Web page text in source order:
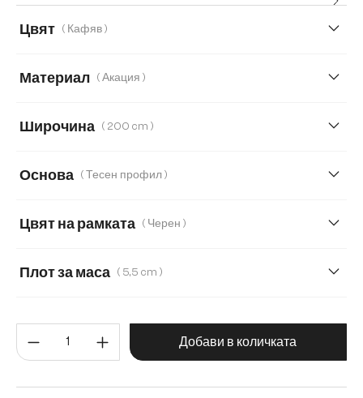
Цвят ( Кафяв )
Материал ( Акация )
Широчина ( 200 cm )
280 cm
Основа ( Тесен профил )
Цвят на рамката ( Черен )
Transparent
Плот за маса ( 5,5 cm )
Количество на продукта:
Добави в количката